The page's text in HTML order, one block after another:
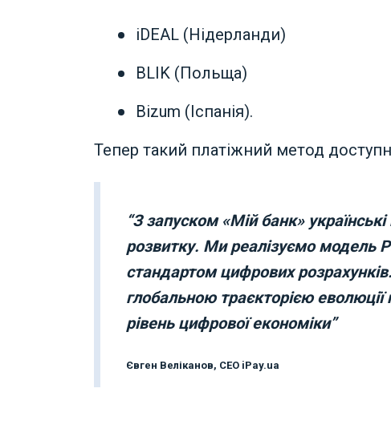
iDEAL (Нідерланди)
BLIK (Польща)
Bizum (Іспанія).
Тепер такий платіжний метод
“З запуском «Мій банк»
розвитку. Ми реалізуємо модель
стандартом цифрових
глобальною траєкторією
рівень цифрової економіки”
Євген Веліканов, CEO iPay.ua